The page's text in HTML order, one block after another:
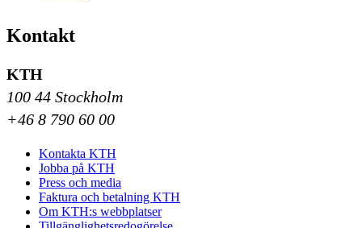
Kontakt
KTH
100 44 Stockholm
+46 8 790 60 00
Kontakta KTH
Jobba på KTH
Press och media
Faktura och betalning KTH
Om KTH:s webbplatser